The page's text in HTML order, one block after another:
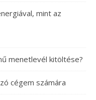
mint az
menetlevél kitöltése?
cégem számára